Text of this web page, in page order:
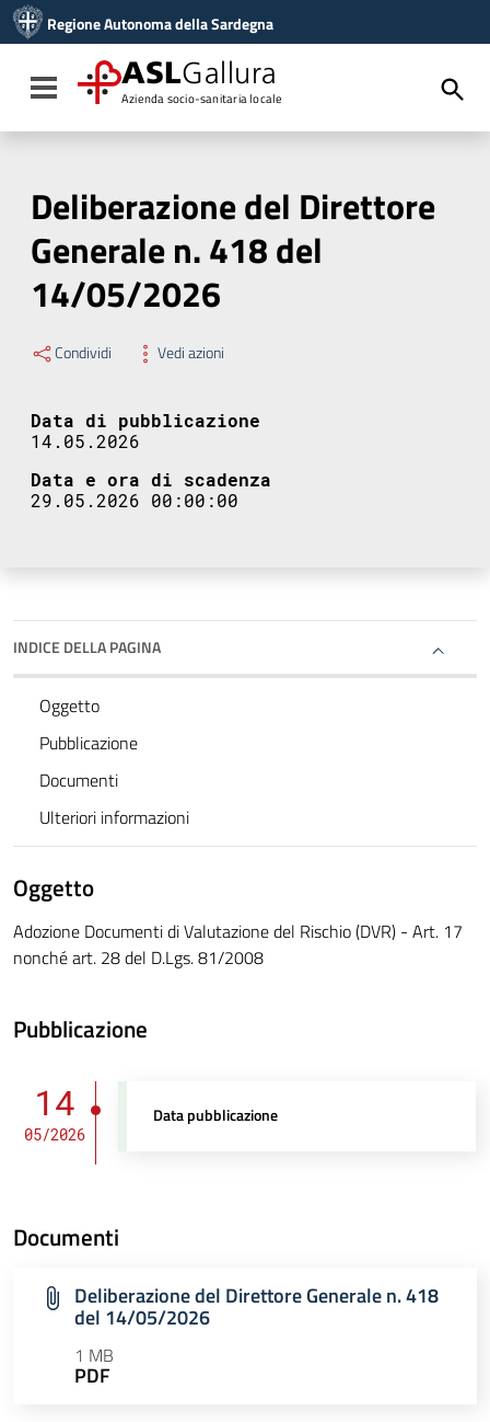
Vai al menu di navigazione
Vai al footer
Regione Autonoma della Sardegna
Toggle navigation
ASLGallura
Azienda socio-sanitaria locale
Deliberazione del Direttore
Generale n. 418 del
14/05/2026
Condividi Vedi azioni
Data di pubblicazione
14.05.2026
Data e ora di scadenza
29.05.2026 00:00:00
INDICE DELLA PAGINA
Oggetto
Pubblicazione
Documenti
Ulteriori informazioni
Oggetto
Adozione Documenti di Valutazione del Rischio (DVR) - Art. 17
nonché art. 28 del D.Lgs. 81/2008
Pubblicazione
14
05/2026
Data pubblicazione
Documenti
Deliberazione del Direttore Generale n. 418
del 14/05/2026
1 MB
PDF